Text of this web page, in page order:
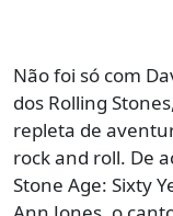
Não foi só com
dos Rolling
repleta de
rock and roll. De
Stone Age: Sixty